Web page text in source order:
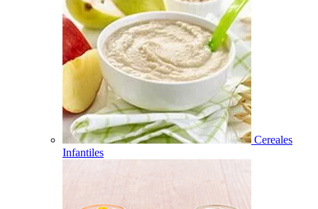
Cereales
Infantiles